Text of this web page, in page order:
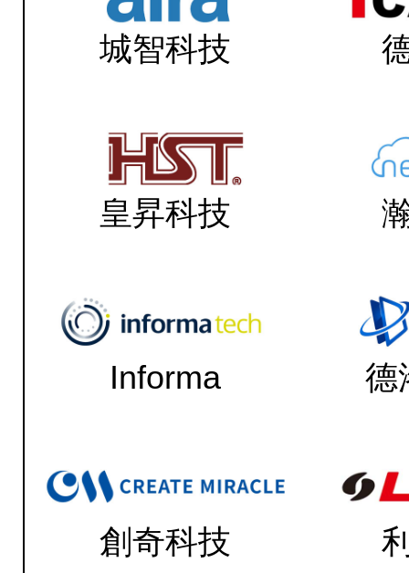
城智科技
皇昇科技
Informa 德
創奇科技